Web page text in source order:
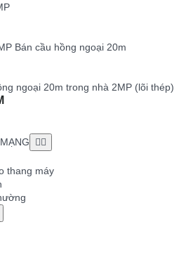
Bán cầu hồng ngoại 20m
ngoại 20m trong nhà 2MP (lõi thép)
thang máy